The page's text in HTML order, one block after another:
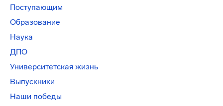
Поступающим
Образование
Наука
ДПО
Университетская жизнь
Выпускники
Наши победы